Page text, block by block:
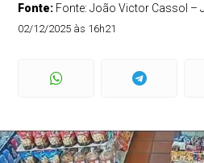
Fonte: Fonte: João Victor Cassol –
02/12/2025 às 16h21